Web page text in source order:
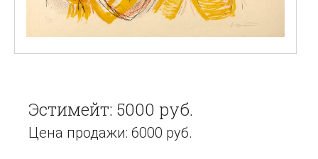
Эстимейт: 5000 руб.
Цена продажи: 6000 руб.